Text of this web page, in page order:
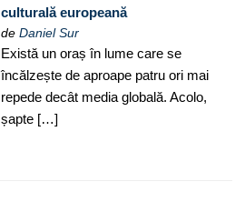
culturală europeană
deDaniel Sur
Există un oraș în lume care se
încălzește de aproape patru ori mai
repede decât media globală. Acolo,
șapte […]